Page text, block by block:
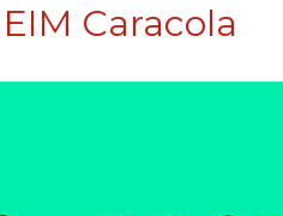
Caracola